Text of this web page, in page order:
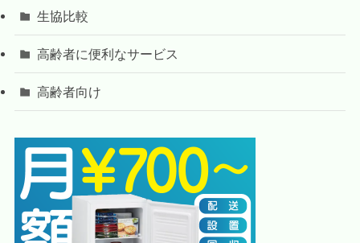
生協比較
高齢者に便利なサービス
高齢者向け